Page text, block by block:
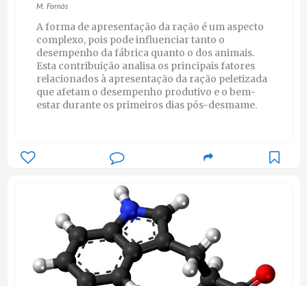
M. Fornós
A forma de apresentação da ração é um aspecto
complexo, pois pode influenciar tanto o
desempenho da fábrica quanto o dos animais.
Esta contribuição analisa os principais fatores
relacionados à apresentação da ração peletizada
que afetam o desempenho produtivo e o bem-
estar durante os primeiros dias pós-desmame.